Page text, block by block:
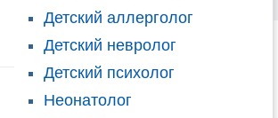
Детский аллерголог
Детский невролог
Детский психолог
Неонатолог